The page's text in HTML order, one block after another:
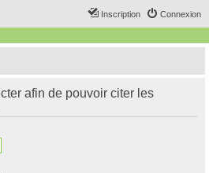
Connexion
Inscription
afin de pouvoir citer les